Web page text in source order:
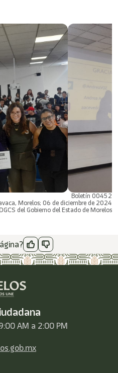
Boletín 00452
Morelos; 06 de diciembre de 2024
del Gobierno del Estado de Morelos
AM a 2:00 PM